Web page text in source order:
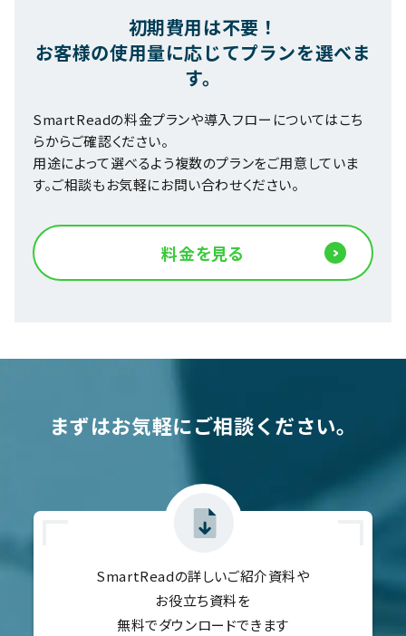
初期費用は不要！
お客様の使用量に応じてプランを選べま
す。
SmartReadの料金プランや導入フローについてはこち
らからご確認ください。
用途によって選べるよう複数のプランをご用意していま
す。ご相談もお気軽にお問い合わせください。
料金を見る
まずはお気軽にご相談ください。
SmartReadの詳しいご紹介資料や
お役立ち資料を
無料でダウンロードできます